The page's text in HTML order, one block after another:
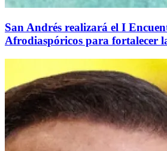
San Andrés realizará el I
Afrodiaspóricos para fortalecer